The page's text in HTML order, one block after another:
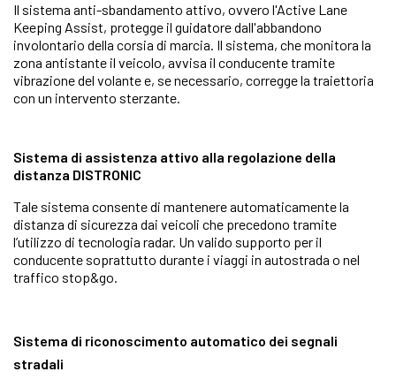
Il sistema anti-sbandamento attivo, ovvero l'Active Lane
Keeping Assist, protegge il guidatore dall'abbandono
involontario della corsia di marcia. Il sistema, che monitora la
zona antistante il veicolo, avvisa il conducente tramite
vibrazione del volante e, se necessario, corregge la traiettoria
con un intervento sterzante.
Sistema di assistenza attivo alla regolazione della
distanza DISTRONIC
Tale sistema consente di mantenere automaticamente la
distanza di sicurezza dai veicoli che precedono tramite
l’utilizzo di tecnologia radar. Un valido supporto per il
conducente soprattutto durante i viaggi in autostrada o nel
traffico stop&go.
Sistema di riconoscimento automatico dei segnali
stradali